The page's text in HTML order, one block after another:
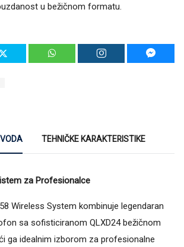
u bežičnom formatu.
TEHNIČKE KARAKTERISTIKE
za Profesionalce
Wireless System kombinuje legendaran
sa sofisticiranom QLXD24 bežičnom
ga idealnim izborom za profesionalne